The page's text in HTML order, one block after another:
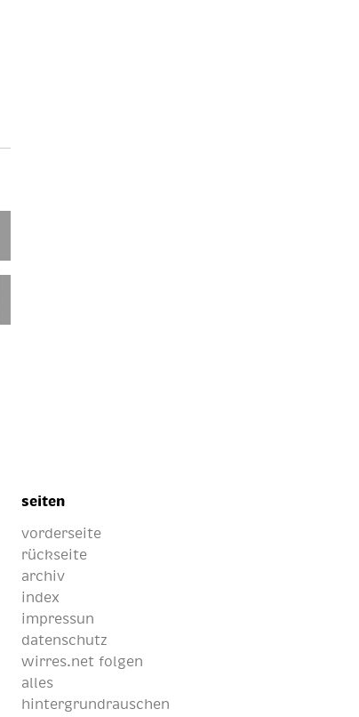
seiten
vorderseite
rückseite
archiv
index
impressun
datenschutz
wirres.net folgen
alles
hintergrundrauschen